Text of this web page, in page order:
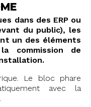
dans des ERP ou
du public), les
un des éléments
commission de
Le bloc phare
avec la